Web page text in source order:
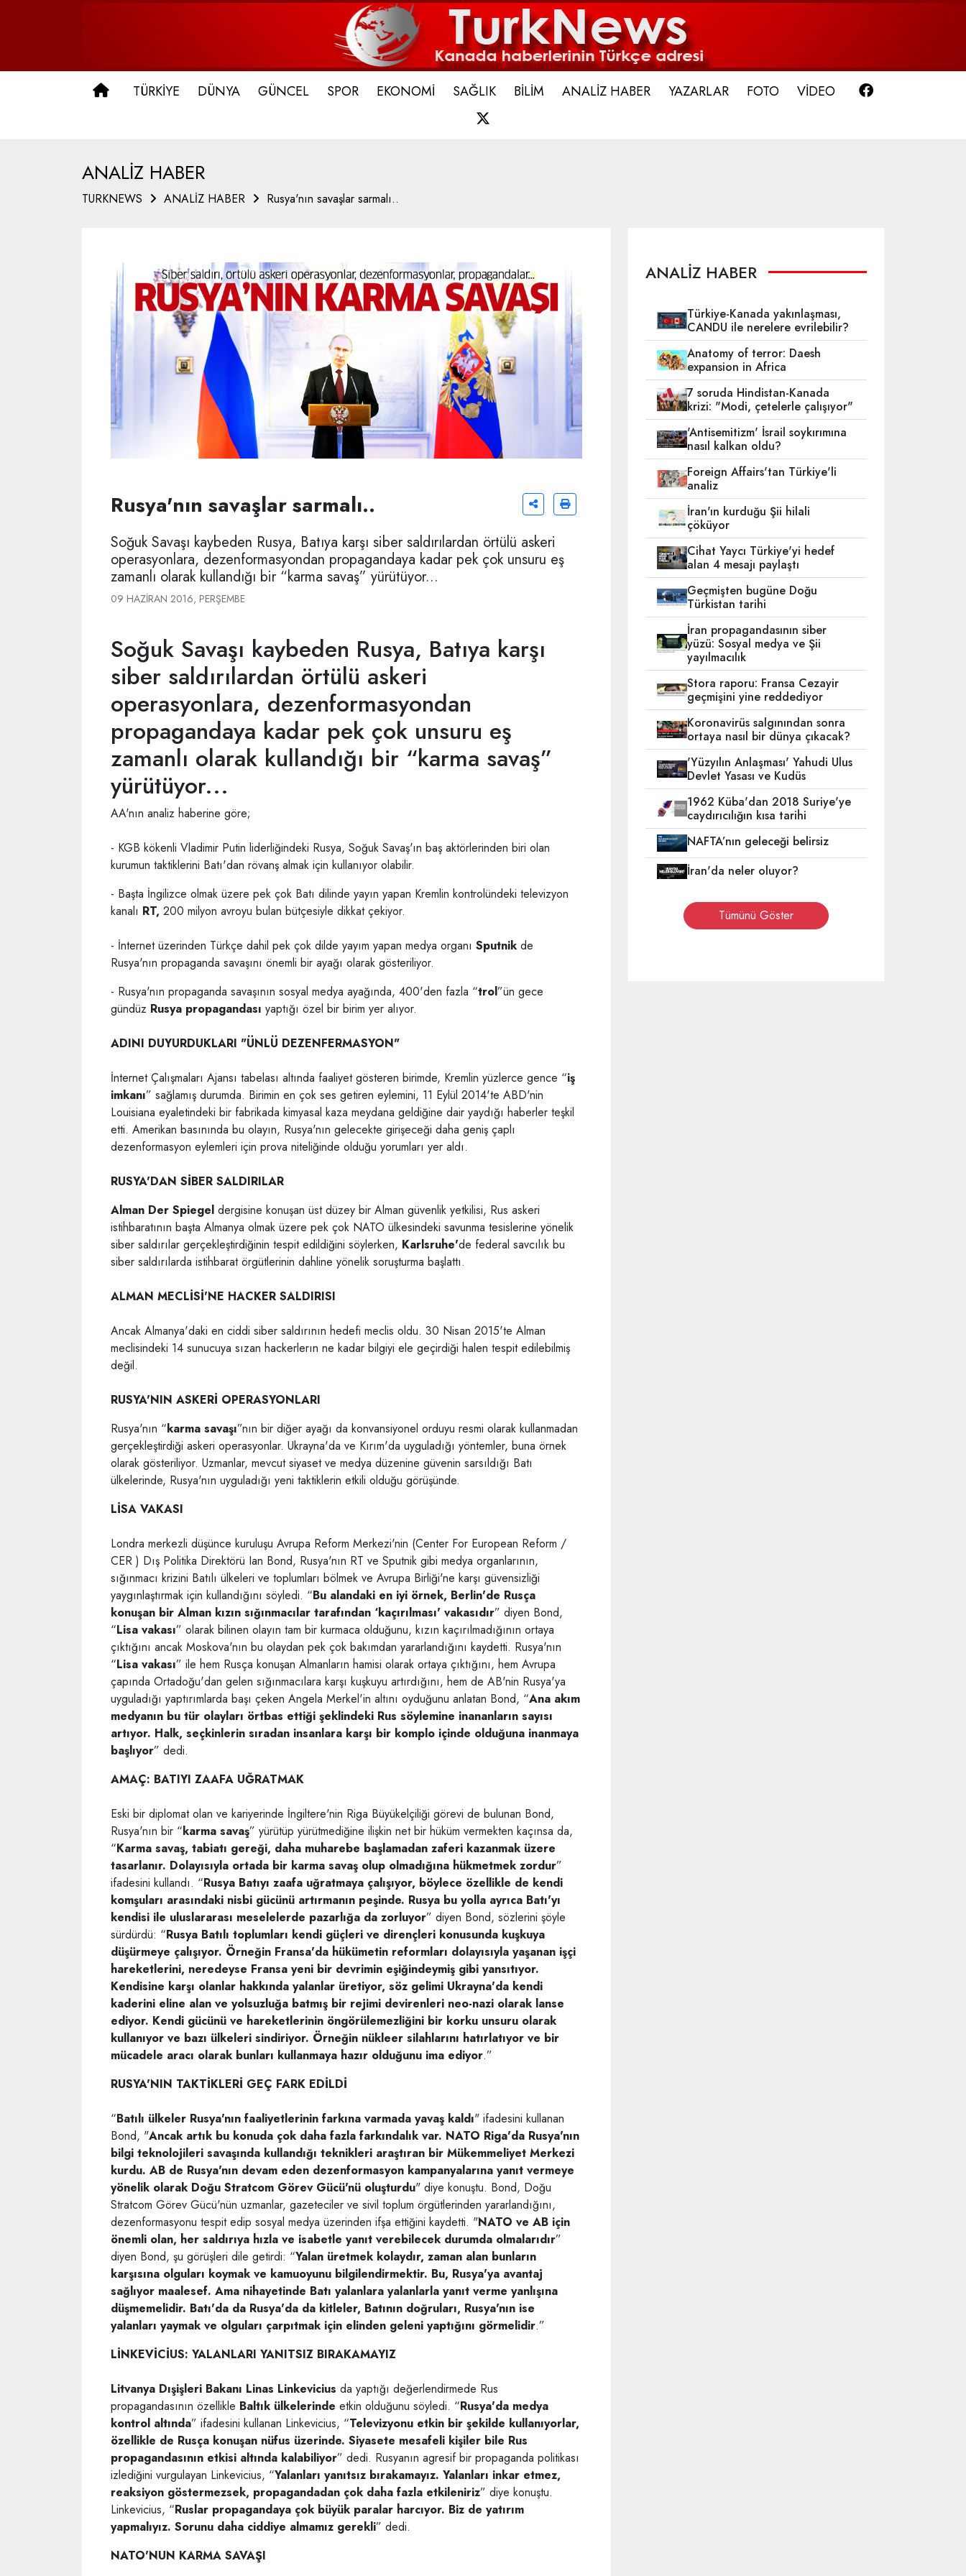
ANA SAYFA
TÜRKİYE DÜNYA GÜNCEL SPOR EKONOMİ SAĞLIK BİLİM ANALİZ HABER YAZARLAR FOTO VİDEO
ANALİZ HABER
TURKNEWS ANALİZ HABER Rusya'nın savaşlar sarmalı..
Rusya'nın savaşlar sarmalı..
Soğuk Savaşı kaybeden Rusya, Batıya karşı siber saldırılardan örtülü askeri
operasyonlara, dezenformasyondan propagandaya kadar pek çok unsuru eş
zamanlı olarak kullandığı bir “karma savaş” yürütüyor...
09 HAZIRAN 2016, PERŞEMBE
Soğuk Savaşı kaybeden Rusya, Batıya karşı
siber saldırılardan örtülü askeri
operasyonlara, dezenformasyondan
propagandaya kadar pek çok unsuru eş
zamanlı olarak kullandığı bir “karma savaş”
yürütüyor...
AA'nın analiz haberine göre;
- KGB kökenli Vladimir Putin liderliğindeki Rusya, Soğuk Savaş'ın baş aktörlerinden biri olan
kurumun taktiklerini Batı'dan rövanş almak için kullanıyor olabilir.
- Başta İngilizce olmak üzere pek çok Batı dilinde yayın yapan Kremlin kontrolündeki televizyon
kanalı RT, 200 milyon avroyu bulan bütçesiyle dikkat çekiyor.
- İnternet üzerinden Türkçe dahil pek çok dilde yayım yapan medya organı Sputnik de
Rusya'nın propaganda savaşını önemli bir ayağı olarak gösteriliyor.
- Rusya'nın propaganda savaşının sosyal medya ayağında, 400'den fazla “trol”ün gece
gündüz Rusya propagandası yaptığı özel bir birim yer alıyor.
ADINI DUYURDUKLARI "ÜNLÜ DEZENFERMASYON"
İnternet Çalışmaları Ajansı tabelası altında faaliyet gösteren birimde, Kremlin yüzlerce gence “iş
imkanı” sağlamış durumda. Birimin en çok ses getiren eylemini, 11 Eylül 2014'te ABD'nin
Louisiana eyaletindeki bir fabrikada kimyasal kaza meydana geldiğine dair yaydığı haberler teşkil
etti. Amerikan basınında bu olayın, Rusya'nın gelecekte girişeceği daha geniş çaplı
dezenformasyon eylemleri için prova niteliğinde olduğu yorumları yer aldı.
RUSYA'DAN SİBER SALDIRILAR
Alman Der Spiegel dergisine konuşan üst düzey bir Alman güvenlik yetkilisi, Rus askeri
istihbaratının başta Almanya olmak üzere pek çok NATO ülkesindeki savunma tesislerine yönelik
siber saldırılar gerçekleştirdiğinin tespit edildiğini söylerken, Karlsruhe'de federal savcılık bu
siber saldırılarda istihbarat örgütlerinin dahline yönelik soruşturma başlattı.
ALMAN MECLİSİ'NE HACKER SALDIRISI
Ancak Almanya'daki en ciddi siber saldırının hedefi meclis oldu. 30 Nisan 2015'te Alman
meclisindeki 14 sunucuya sızan hackerlerın ne kadar bilgiyi ele geçirdiği halen tespit edilebilmiş
değil.
RUSYA'NIN ASKERİ OPERASYONLARI
Rusya'nın “karma savaşı”nın bir diğer ayağı da konvansiyonel orduyu resmi olarak kullanmadan
gerçekleştirdiği askeri operasyonlar. Ukrayna'da ve Kırım'da uyguladığı yöntemler, buna örnek
olarak gösteriliyor. Uzmanlar, mevcut siyaset ve medya düzenine güvenin sarsıldığı Batı
ülkelerinde, Rusya'nın uyguladığı yeni taktiklerin etkili olduğu görüşünde.
LİSA VAKASI
Londra merkezli düşünce kuruluşu Avrupa Reform Merkezi'nin (Center For European Reform /
CER ) Dış Politika Direktörü Ian Bond, Rusya'nın RT ve Sputnik gibi medya organlarının,
sığınmacı krizini Batılı ülkeleri ve toplumları bölmek ve Avrupa Birliği'ne karşı güvensizliği
yaygınlaştırmak için kullandığını söyledi. “Bu alandaki en iyi örnek, Berlin'de Rusça
konuşan bir Alman kızın sığınmacılar tarafından ‘kaçırılması' vakasıdır” diyen Bond,
“Lisa vakası” olarak bilinen olayın tam bir kurmaca olduğunu, kızın kaçırılmadığının ortaya
çıktığını ancak Moskova'nın bu olaydan pek çok bakımdan yararlandığını kaydetti. Rusya'nın
“Lisa vakası” ile hem Rusça konuşan Almanların hamisi olarak ortaya çıktığını, hem Avrupa
çapında Ortadoğu'dan gelen sığınmacılara karşı kuşkuyu artırdığını, hem de AB'nin Rusya'ya
uyguladığı yaptırımlarda başı çeken Angela Merkel'in altını oyduğunu anlatan Bond, “Ana akım
medyanın bu tür olayları örtbas ettiği şeklindeki Rus söylemine inananların sayısı
artıyor. Halk, seçkinlerin sıradan insanlara karşı bir komplo içinde olduğuna inanmaya
başlıyor” dedi.
AMAÇ: BATIYI ZAAFA UĞRATMAK
Eski bir diplomat olan ve kariyerinde İngiltere'nin Riga Büyükelçiliği görevi de bulunan Bond,
Rusya'nın bir “karma savaş” yürütüp yürütmediğine ilişkin net bir hüküm vermekten kaçınsa da,
“Karma savaş, tabiatı gereği, daha muharebe başlamadan zaferi kazanmak üzere
tasarlanır. Dolayısıyla ortada bir karma savaş olup olmadığına hükmetmek zordur”
ifadesini kullandı. “Rusya Batıyı zaafa uğratmaya çalışıyor, böylece özellikle de kendi
komşuları arasındaki nisbi gücünü artırmanın peşinde. Rusya bu yolla ayrıca Batı'yı
kendisi ile uluslararası meselelerde pazarlığa da zorluyor” diyen Bond, sözlerini şöyle
sürdürdü: “Rusya Batılı toplumları kendi güçleri ve dirençleri konusunda kuşkuya
düşürmeye çalışıyor. Örneğin Fransa'da hükümetin reformları dolayısıyla yaşanan işçi
hareketlerini, neredeyse Fransa yeni bir devrimin eşiğindeymiş gibi yansıtıyor.
Kendisine karşı olanlar hakkında yalanlar üretiyor, söz gelimi Ukrayna'da kendi
kaderini eline alan ve yolsuzluğa batmış bir rejimi devirenleri neo-nazi olarak lanse
ediyor. Kendi gücünü ve hareketlerinin öngörülemezliğini bir korku unsuru olarak
kullanıyor ve bazı ülkeleri sindiriyor. Örneğin nükleer silahlarını hatırlatıyor ve bir
mücadele aracı olarak bunları kullanmaya hazır olduğunu ima ediyor.”
RUSYA'NIN TAKTİKLERİ GEÇ FARK EDİLDİ
“Batılı ülkeler Rusya'nın faaliyetlerinin farkına varmada yavaş kaldı" ifadesini kullanan
Bond, "Ancak artık bu konuda çok daha fazla farkındalık var. NATO Riga'da Rusya'nın
bilgi teknolojileri savaşında kullandığı teknikleri araştıran bir Mükemmeliyet Merkezi
kurdu. AB de Rusya'nın devam eden dezenformasyon kampanyalarına yanıt vermeye
yönelik olarak Doğu Stratcom Görev Gücü'nü oluşturdu" diye konuştu. Bond, Doğu
Stratcom Görev Gücü'nün uzmanlar, gazeteciler ve sivil toplum örgütlerinden yararlandığını,
dezenformasyonu tespit edip sosyal medya üzerinden ifşa ettiğini kaydetti. "NATO ve AB için
önemli olan, her saldırıya hızla ve isabetle yanıt verebilecek durumda olmalarıdır”
diyen Bond, şu görüşleri dile getirdi: “Yalan üretmek kolaydır, zaman alan bunların
karşısına olguları koymak ve kamuoyunu bilgilendirmektir. Bu, Rusya'ya avantaj
sağlıyor maalesef. Ama nihayetinde Batı yalanlara yalanlarla yanıt verme yanlışına
düşmemelidir. Batı'da da Rusya'da da kitleler, Batının doğruları, Rusya'nın ise
yalanları yaymak ve olguları çarpıtmak için elinden geleni yaptığını görmelidir.”
LİNKEVİCİUS: YALANLARI YANITSIZ BIRAKAMAYIZ
Litvanya Dışişleri Bakanı Linas Linkevicius da yaptığı değerlendirmede Rus
propagandasının özellikle Baltık ülkelerinde etkin olduğunu söyledi. “Rusya'da medya
kontrol altında” ifadesini kullanan Linkevicius, “Televizyonu etkin bir şekilde kullanıyorlar,
özellikle de Rusça konuşan nüfus üzerinde. Siyasete mesafeli kişiler bile Rus
propagandasının etkisi altında kalabiliyor” dedi. Rusyanın agresif bir propaganda politikası
izlediğini vurgulayan Linkevicius, “Yalanları yanıtsız bırakamayız. Yalanları inkar etmez,
reaksiyon göstermezsek, propagandadan çok daha fazla etkileniriz” diye konuştu.
Linkevicius, “Ruslar propagandaya çok büyük paralar harcıyor. Biz de yatırım
yapmalıyız. Sorunu daha ciddiye almamız gerekli” dedi.
NATO'NUN KARMA SAVAŞI
ANALİZ HABER
Türkiye-Kanada yakınlaşması,
CANDU ile nerelere evrilebilir?
Anatomy of terror: Daesh
expansion in Africa
7 soruda Hindistan-Kanada
krizi: "Modi, çetelerle çalışıyor"
'Antisemitizm' İsrail soykırımına
nasıl kalkan oldu?
Foreign Affairs'tan Türkiye'li
analiz
İran'ın kurduğu Şii hilali
çöküyor
Cihat Yaycı Türkiye'yi hedef
alan 4 mesajı paylaştı
Geçmişten bugüne Doğu
Türkistan tarihi
İran propagandasının siber
yüzü: Sosyal medya ve Şii
yayılmacılık
Stora raporu: Fransa Cezayir
geçmişini yine reddediyor
Koronavirüs salgınından sonra
ortaya nasıl bir dünya çıkacak?
'Yüzyılın Anlaşması' Yahudi Ulus
Devlet Yasası ve Kudüs
1962 Küba'dan 2018 Suriye'ye
caydırıcılığın kısa tarihi
NAFTA’nın geleceği belirsiz
İran'da neler oluyor?
Tümünü Göster